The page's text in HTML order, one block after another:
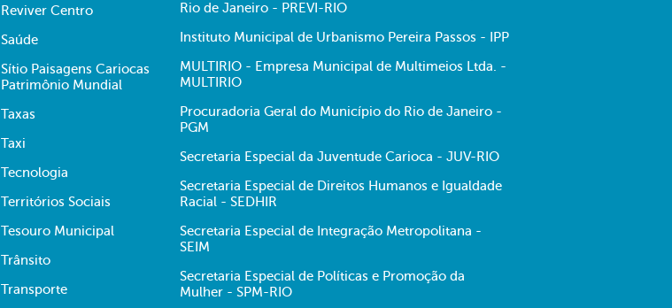
Reviver Centro
Saúde
Sítio Paisagens Cariocas
Patrimônio Mundial
Taxas
Taxi
Tecnologia
Territórios Sociais
Tesouro Municipal
Trânsito
Transporte
Rio de Janeiro - PREVI-RIO
Instituto Municipal de Urbanismo Pereira Passos - IPP
MULTIRIO - Empresa Municipal de Multimeios Ltda. -
MULTIRIO
Procuradoria Geral do Município do Rio de Janeiro -
PGM
Secretaria Especial da Juventude Carioca - JUV-RIO
Secretaria Especial de Direitos Humanos e Igualdade
Racial - SEDHIR
Secretaria Especial de Integração Metropolitana -
SEIM
Secretaria Especial de Políticas e Promoção da
Mulher - SPM-RIO